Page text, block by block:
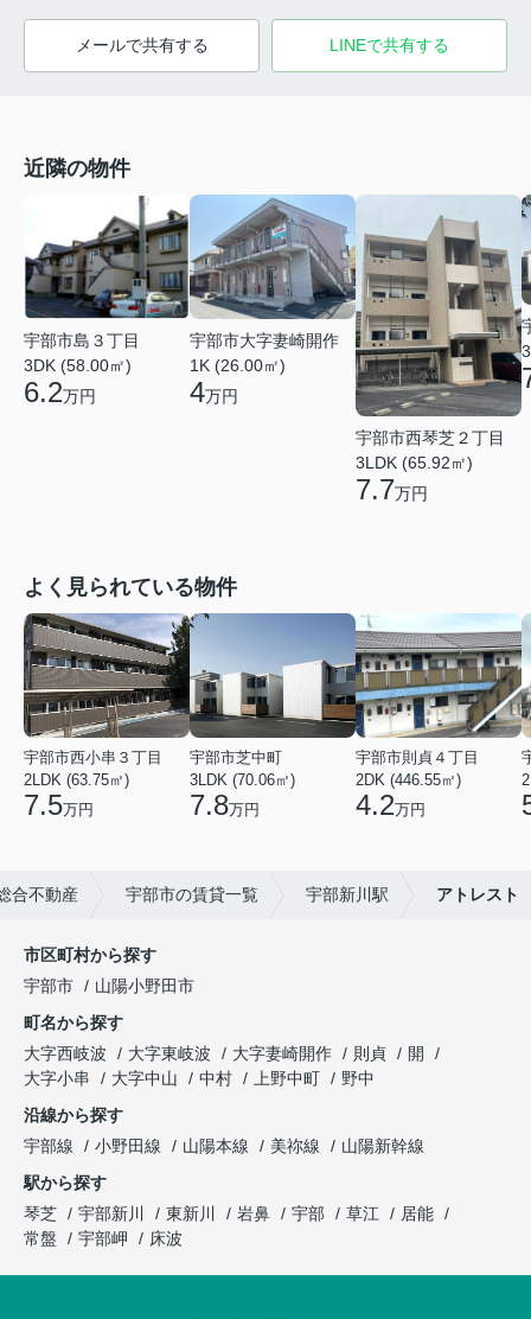
メールで共有する LINEで共有する
近隣の物件
宇部市島３丁目
3DK (58.00㎡)
6.2万円
宇部市大字妻崎開作
1K (26.00㎡)
4万円
宇部市西琴芝２丁目
3LDK (65.92㎡)
7.7万円
よく見られている物件
宇部市西小串３丁目
2LDK (63.75㎡)
7.5万円
宇部市芝中町
3LDK (70.06㎡)
7.8万円
宇部市則貞４丁目
2DK (446.55㎡)
4.2万円
合不動産 宇部市の賃貸一覧 宇部新川駅 アトレスト
市区町村から探す
宇部市
山陽小野田市
町名から探す
大字西岐波
大字東岐波 大字妻崎開作 則貞
開
大字小串
大字中山 中村 上野中町
野中
沿線から探す
宇部線
小野田線 山陽本線 美祢線
山陽新幹線
駅から探す
琴芝
宇部新川 東新川 岩鼻 宇部 草江
居能
常盤
宇部岬 床波